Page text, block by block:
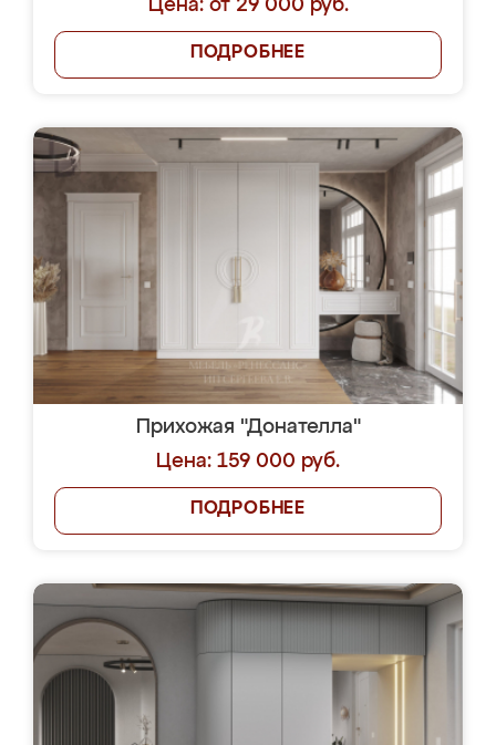
Цена: от 29 000 руб.
ПОДРОБНЕЕ
Прихожая "Донателла"
Цена: 159 000 руб.
ПОДРОБНЕЕ